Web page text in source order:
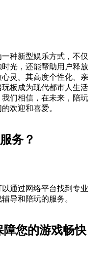
种新型娱乐方式，不仅
光，还能帮助用户释放
灵。其高度个性化、亲
板成为现代都市人生活
们相信，在未来，陪玩
欢迎和喜爱。
务？
通过网络平台找到专业
导和陪玩的服务。
您的游戏畅快